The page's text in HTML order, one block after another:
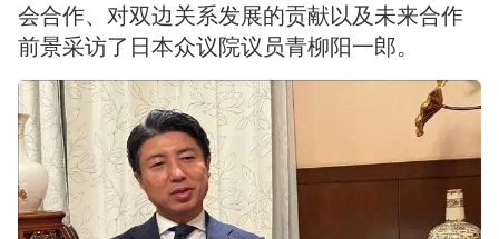
会合作、对双边关系发展的贡献以及未来合作
前景采访了日本众议院议员青柳阳一郎。